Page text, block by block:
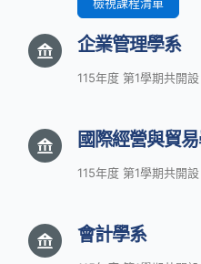
企業管理學系
115年度 第1學期共開設
國際經營與貿
115年度 第1學期共開
會計學系